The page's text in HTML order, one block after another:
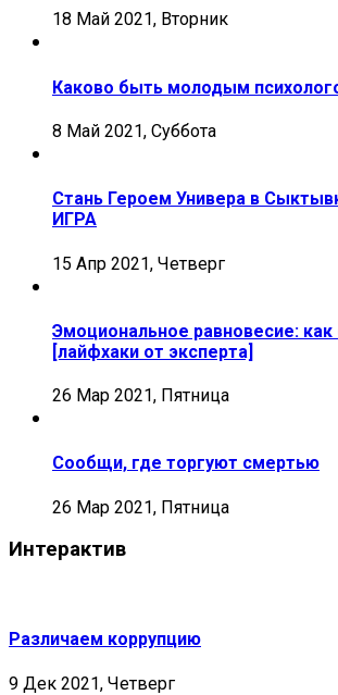
18 Май 2021, Вторник
Каково быть молодым
8 Май 2021, Суббота
Стань Героем Универа в
ИГРА
15 Апр 2021, Четверг
Эмоциональное равновесие: как
[лайфхаки от эксперта]
26 Мар 2021, Пятница
Сообщи, где торгуют смертью
26 Мар 2021, Пятница
Интерактив
Различаем коррупцию
9 Дек 2021, Четверг